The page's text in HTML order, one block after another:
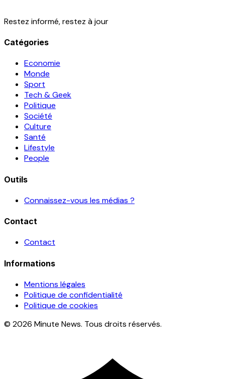
Restez informé, restez à jour
Catégories
Economie
Monde
Sport
Tech & Geek
Politique
Société
Culture
Santé
Lifestyle
People
Outils
Connaissez-vous les médias ?
Contact
Contact
Informations
Mentions légales
Politique de confidentialité
Politique de cookies
© 2026 Minute News. Tous droits réservés.